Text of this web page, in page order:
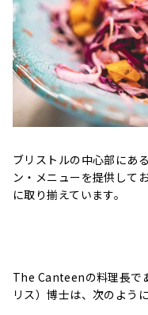
ブリストルの中心部にあ
ン・メニューを提供して
に取り揃えています。
The Canteenの料理長で
リス）博士は、次のよう